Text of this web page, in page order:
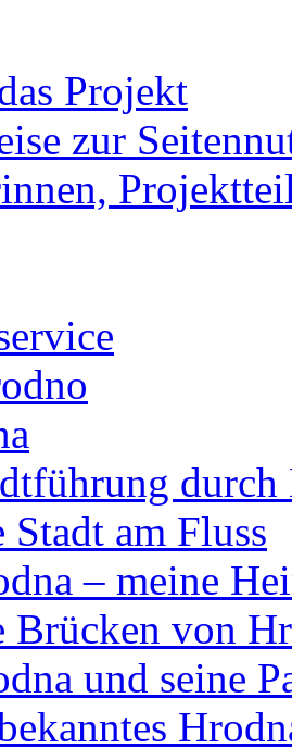
Projekt
zur
durch
Stadt am Fluss
– meine
Brücken von
und seine